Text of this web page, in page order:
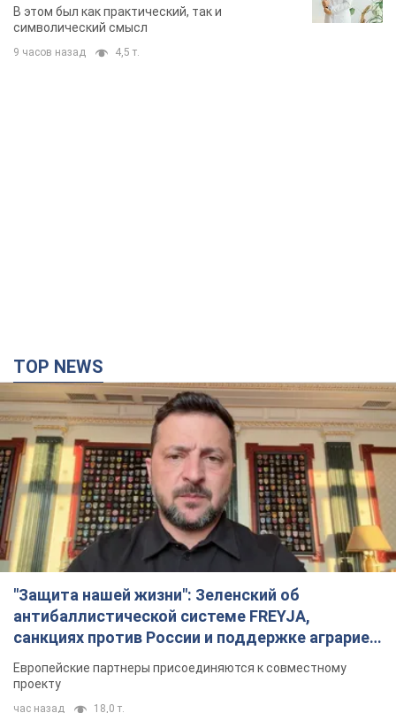
В этом был как практический, так и
символический смысл
9 часов назад 4,5 т.
TOP NEWS
"Защита нашей жизни": Зеленский об
антибаллистической системе FREYJA,
санкциях против России и поддержке аграриев.
Видео
Европейские партнеры присоединяются к совместному
проекту
час назад 18,0 т.